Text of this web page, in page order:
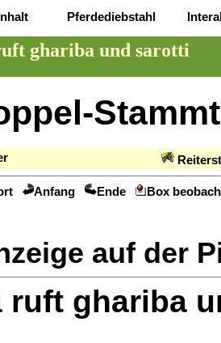
Inhalt Pferdediebstahl
ghariba und sarotti
Anfang Ende Box
auf der
ruft ghariba